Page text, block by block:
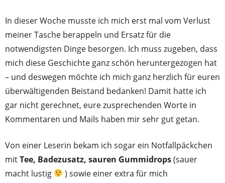
In dieser Woche musste ich mich erst mal vom Verlust
meiner Tasche berappeln und Ersatz für die
notwendigsten Dinge besorgen. Ich muss zugeben, dass
mich diese Geschichte ganz schön heruntergezogen hat
– und deswegen möchte ich mich ganz herzlich für euren
überwältigenden Beistand bedanken! Damit hatte ich
gar nicht gerechnet, eure zusprechenden Worte in
Kommentaren und Mails haben mir sehr gut getan.
Von einer Leserin bekam ich sogar ein Notfallpäckchen
mitTee, Badezusatz, sauren Gummidrops(sauer
macht lustig
) sowie einer extra für mich